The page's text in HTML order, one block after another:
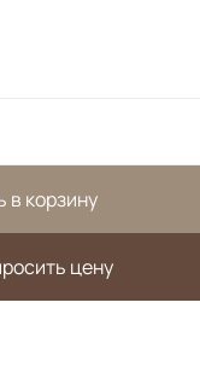
в корзину
цену